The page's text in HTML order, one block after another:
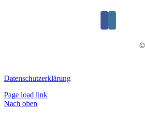
©
Datenschutzerklärung
Page load link
Nach oben